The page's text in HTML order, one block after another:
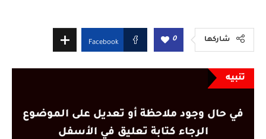
شاركها 0
Facebook
تنبيه
في حال وجود ملاحظة أو تعديل على الموضوع
الرجاء كتابة تعليق في الأسفل